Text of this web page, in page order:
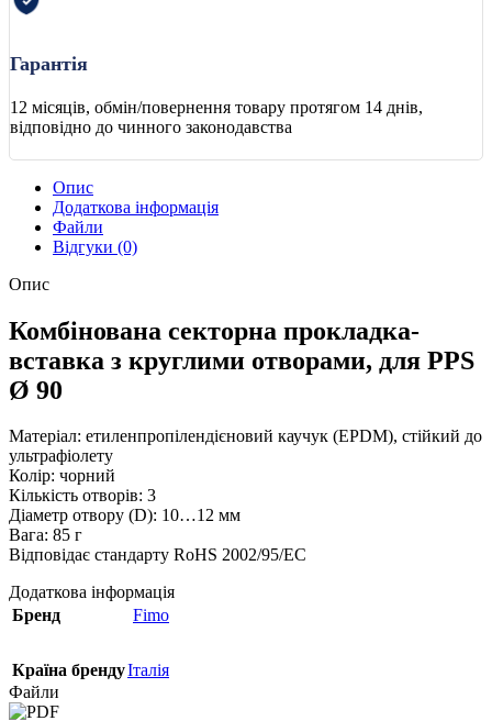
Гарантія
12 місяців, обмін/повернення товару протягом 14 днів,
відповідно до чинного законодавства
Опис
Додаткова інформація
Файли
Відгуки (0)
Опис
Комбінована секторна прокладка-
вставка з круглими отворами, для PPS
Ø 90
Матеріал: етиленпропілендієновий каучук (EPDM), стійкий до
ультрафіолету
Колір: чорний
Кількість отворів: 3
Діаметр отвору (D): 10…12 мм
Вага: 85 г
Відповідає стандарту RoHS 2002/95/EC
Додаткова інформація
Бренд
Fimo
Країна брендуІталія
Файли